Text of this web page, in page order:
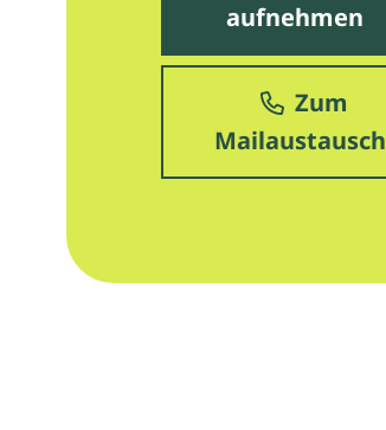
aufnehmen
Zum
Mailaustausch